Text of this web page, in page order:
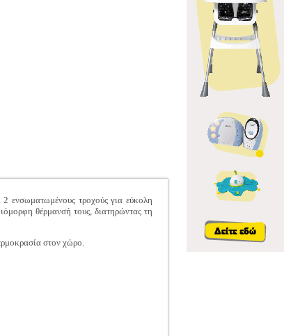
ενσωματωμένους τροχούς για εύκολη
θέρμανσή τους, διατηρώντας τη
στον χώρο.